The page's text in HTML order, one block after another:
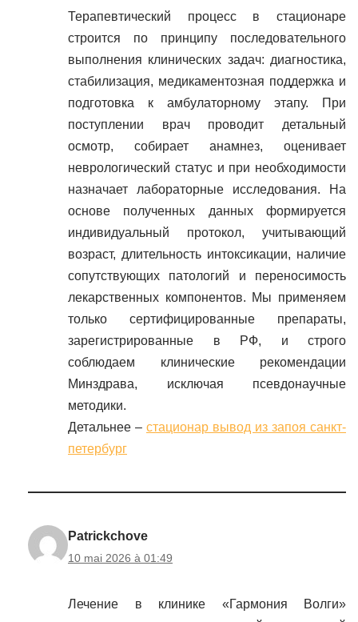
Терапевтический процесс в стационаре
строится по принципу последовательного
выполнения клинических задач: диагностика,
стабилизация, медикаментозная поддержка и
подготовка к амбулаторному этапу. При
поступлении врач проводит детальный
осмотр, собирает анамнез, оценивает
неврологический статус и при необходимости
назначает лабораторные исследования. На
основе полученных данных формируется
индивидуальный протокол, учитывающий
возраст, длительность интоксикации, наличие
сопутствующих патологий и переносимость
лекарственных компонентов. Мы применяем
только сертифицированные препараты,
зарегистрированные в РФ, и строго
соблюдаем клинические рекомендации
Минздрава, исключая псевдонаучные
методики.
Детальнее – стационар вывод из запоя санкт-
петербург
Patrickchove
10 mai 2026 à 01:49
Лечение в клинике «Гармония Волги»